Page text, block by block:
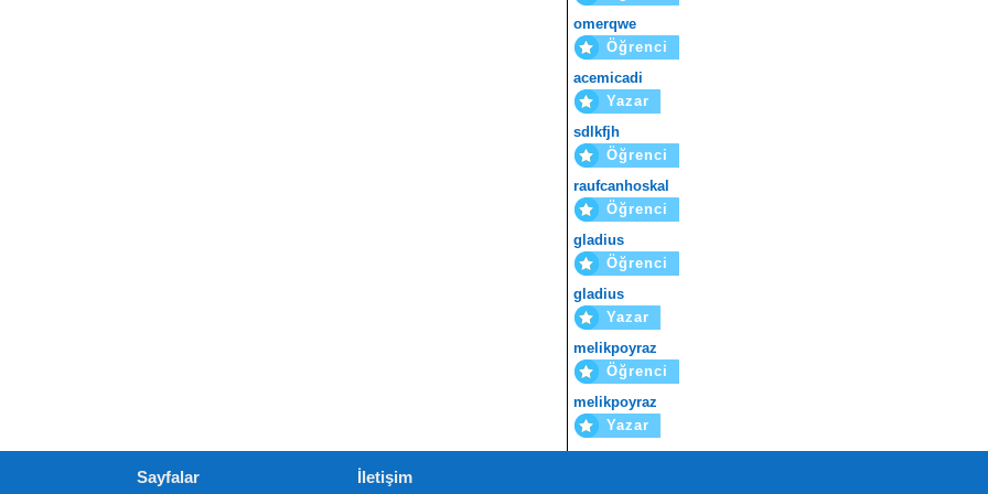
omerqwe
Öğrenci
acemicadi
Yazar
sdlkfjh
Öğrenci
raufcanhoskal
Öğrenci
gladius
Öğrenci
gladius
Yazar
melikpoyraz
Öğrenci
melikpoyraz
Yazar
Sayfalar İletişim